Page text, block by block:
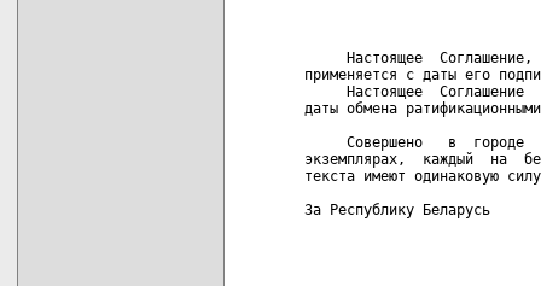
Настоящее  Соглашение,
применяется с даты его
Настоящее  Соглашение
даты обмена
Совершено   в  городе
экземплярах,  каждый  на
текста имеют одинаковую
За Республику Беларусь